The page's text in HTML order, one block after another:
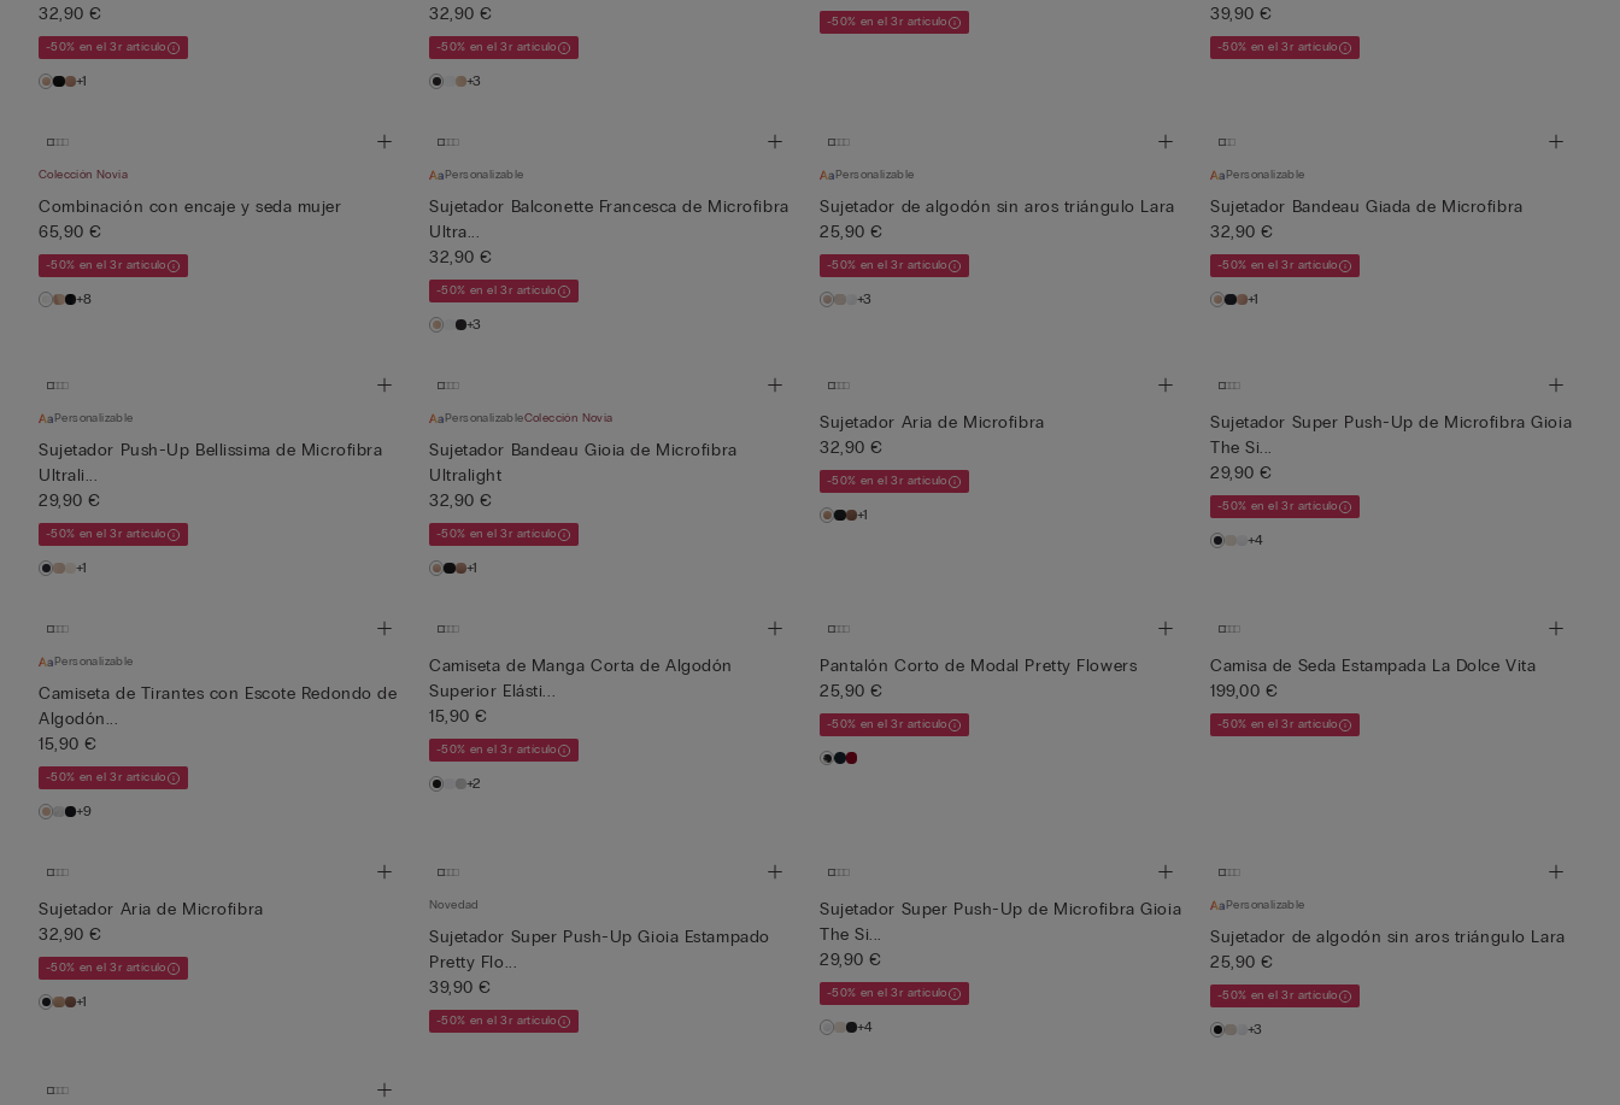
32,90 €
-50% en el 3r artículo
+1
32,90 €
-50% en el 3r artículo
+3
-50% en el 3r artículo
39,90 €
-50% en el 3r artículo
Colección Novia
Combinación con encaje y seda mujer
65,90 €
-50% en el 3r artículo
+8
Personalizable
Sujetador Balconette Francesca de Microfibra
Ultra...
32,90 €
-50% en el 3r artículo
+3
Personalizable
Sujetador de algodón sin aros triángulo Lara
25,90 €
-50% en el 3r artículo
+3
Personalizable
Sujetador Bandeau Giada de Microfibra
32,90 €
-50% en el 3r artículo
+1
Personalizable
Sujetador Push-Up Bellissima de Microfibra
Ultrali...
29,90 €
-50% en el 3r artículo
+1
PersonalizableColección Novia
Sujetador Bandeau Gioia de Microfibra
Ultralight
32,90 €
-50% en el 3r artículo
+1
Sujetador Aria de Microfibra
32,90 €
-50% en el 3r artículo
+1
Sujetador Super Push-Up de Microfibra Gioia
The Si...
29,90 €
-50% en el 3r artículo
+4
Personalizable
Camiseta de Tirantes con Escote Redondo de
Algodón...
15,90 €
-50% en el 3r artículo
+9
Camiseta de Manga Corta de Algodón
Superior Elásti...
15,90 €
-50% en el 3r artículo
+2
Pantalón Corto de Modal Pretty Flowers
25,90 €
-50% en el 3r artículo
Camisa de Seda Estampada La Dolce Vita
199,00 €
-50% en el 3r artículo
Sujetador Aria de Microfibra
32,90 €
-50% en el 3r artículo
+1
Novedad
Sujetador Super Push-Up Gioia Estampado
Pretty Flo...
39,90 €
-50% en el 3r artículo
Sujetador Super Push-Up de Microfibra Gioia
The Si...
29,90 €
-50% en el 3r artículo
+4
Personalizable
Sujetador de algodón sin aros triángulo Lara
25,90 €
-50% en el 3r artículo
+3